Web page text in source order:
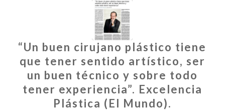
“Un buen cirujano plástico tiene
que tener sentido artístico, ser
un buen técnico y sobre todo
tener experiencia”. Excelencia
Plástica (El Mundo).